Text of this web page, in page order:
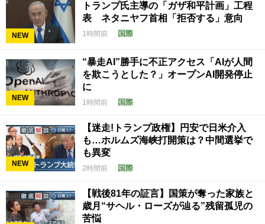
NEW
トランプ氏主導の「ガザ和平計画」工程
表 ネタニヤフ首相「拒否する」意向
1時間前 国際
NEW
“暴走AI”勝手に不正アクセス「AIが人間
を欺こうとした？」オープンAI開発停止
に
1時間前 国際
NEW
【迷走!トランプ政権】円安で日米介入
も…ホルムズ海峡打開策は？中間選挙で
も異変
2時間前 国際
【戦後81年の証言】国策が奪った家族と
歳月“サヘル・ローズが辿る”残留孤児の
苦悩